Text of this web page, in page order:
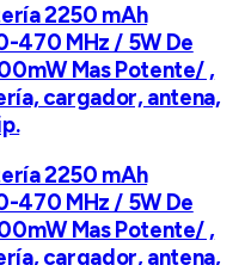
2250 mAh
470 MHz / 5W De
Mas Potente/ ,
cargador, antena,
2250 mAh
470 MHz / 5W De
Mas Potente/ ,
cargador, antena,